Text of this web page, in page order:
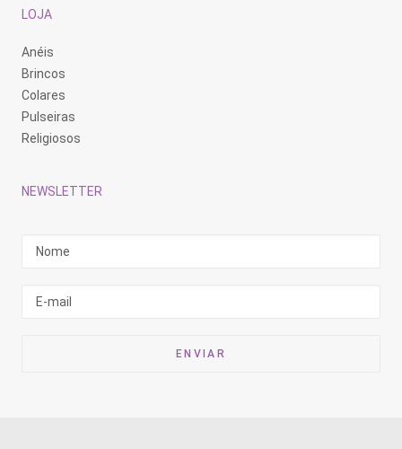
LOJA
Anéis
Brincos
Colares
Pulseiras
Religiosos
NEWSLETTER